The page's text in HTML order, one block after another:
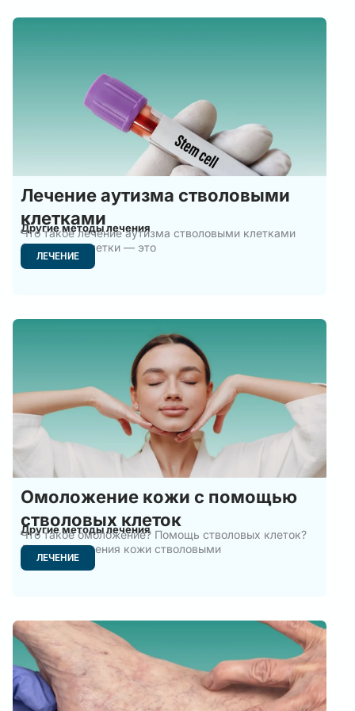
Лечение аутизма стволовыми
клетками
Другие методы лечения
Что такое лечение аутизма стволовыми клетками
Стволовые клетки — это
ЛЕЧЕНИЕ
Омоложение кожи с помощью
стволовых клеток
Другие методы лечения
Что такое омоложение? Помощь стволовых клеток?
Лечение старения кожи стволовыми
ЛЕЧЕНИЕ